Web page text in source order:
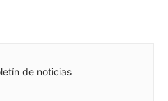
de noticias